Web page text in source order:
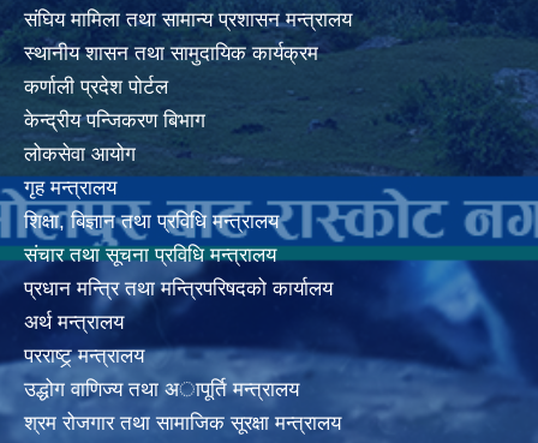
संघिय मामिला तथा सामान्य प्रशासन मन्त्रालय
स्थानीय शासन तथा सामुदायिक कार्यक्रम
कर्णाली प्रदेश पोर्टल
केन्द्रीय पन्जिकरण बिभाग
लोकसेवा आयोग
गृह मन्त्रालय
शिक्षा, बिज्ञान तथा प्रविधि मन्त्रालय
संचार तथा सूचना प्रविधि मन्त्रालय
प्रधान मन्त्रि तथा मन्त्रिपरिषदको कार्यालय
अर्थ मन्त्रालय
परराष्ट्र् मन्त्रालय
उद्धोग वाणिज्य तथा अापूर्ति मन्त्रालय
श्रम रोजगार तथा सामाजिक सूरक्षा मन्त्रालय